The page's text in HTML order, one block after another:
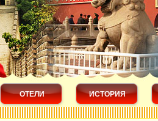
ОТЕЛИ ИСТОРИЯ